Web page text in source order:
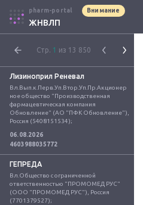
pharm-portal Внимание
ЖНВЛП
Стр. 1 из 13 850
Лизиноприл Реневал
Вл.Вып.к.Перв.Уп.Втор.Уп.Пр.Акционер
ное общество "Производственная
фармацевтическая компания
Обновление" (АО "ПФК Обновление"),
Россия (5408151534);
06.08.2026
4603988035772
ГЕПРЕДА
Вл.Общество с ограниченной
ответственностью "ПРОМОМЕД РУС"
(ООО "ПРОМОМЕД РУС"), Россия
(7701379527);